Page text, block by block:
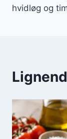
hvidløg og